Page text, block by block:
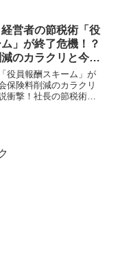
保険料とは？労働保険
用保険...
経営者の節税術「役
」が終了危機！？
のカラクリと今後
役員報酬スキーム」が
保険料削減のカラクリ
衝撃！社長の節税術